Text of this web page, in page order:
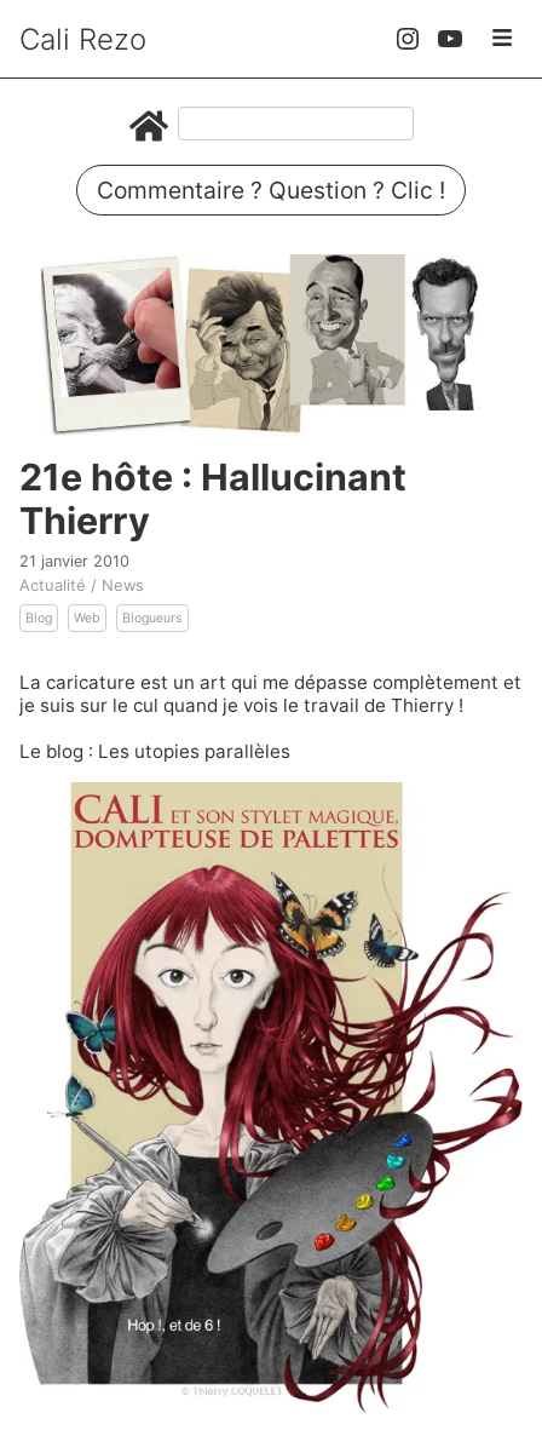
Cali Rezo
Commentaire ? Question ? Clic !
21e hôte : Hallucinant
Thierry
21 janvier 2010
Actualité / News
Blog Web Blogueurs
La caricature est un art qui me dépasse complètement et
je suis sur le cul quand je vois le travail de Thierry !
Le blog : Les utopies parallèles